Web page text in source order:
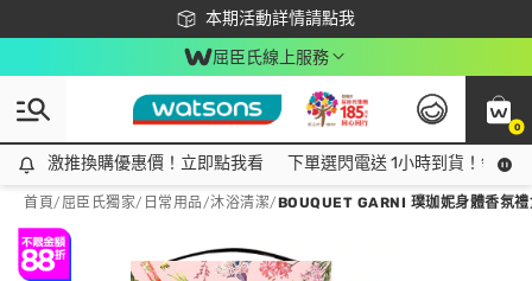
本期活動詳情請點我
下載app最高回饋$350
屈臣氏線上服務
0
激推換購優惠價！立即點我看
激推換購優惠價！立即點我看 下單選閃電送 1小時到貨！領神
首頁/ 屈臣氏獨家/ 日常用品/沐浴清潔/BOUQUET GARNI 璞珈妮身體香氛